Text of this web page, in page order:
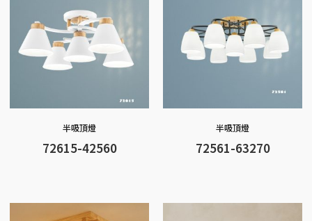
半吸頂燈
72615-42560
半吸頂燈
72561-63270